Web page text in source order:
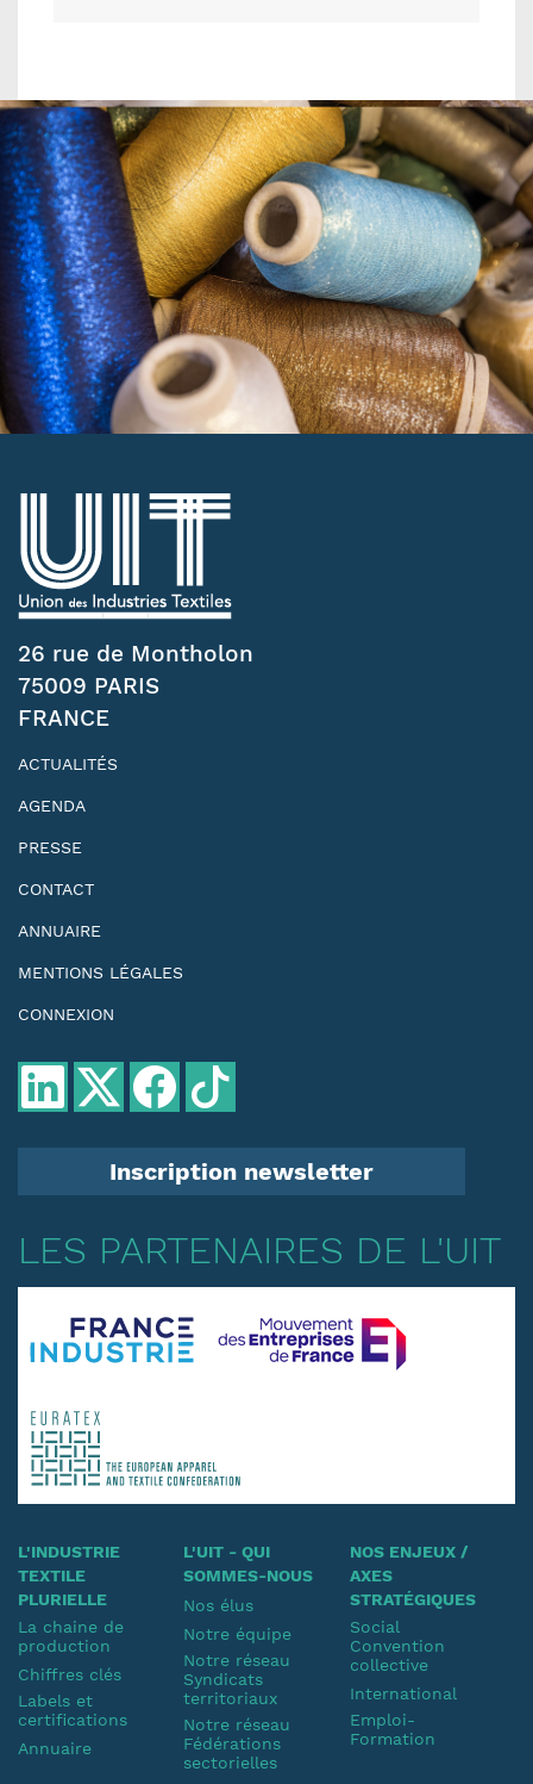
26 rue de Montholon
75009 PARIS
FRANCE
ACTUALITÉS
AGENDA
PRESSE
CONTACT
ANNUAIRE
MENTIONS LÉGALES
CONNEXION
Inscription newsletter
LES PARTENAIRES DE L'UIT
L'INDUSTRIE
TEXTILE
PLURIELLE
La chaine de
production
Chiffres clés
Labels et
certifications
Annuaire
L'UIT - QUI
SOMMES-NOUS
Nos élus
Notre équipe
Notre réseau
Syndicats
territoriaux
Notre réseau
Fédérations
sectorielles
NOS ENJEUX /
AXES
STRATÉGIQUES
Social
Convention
collective
International
Emploi-
Formation